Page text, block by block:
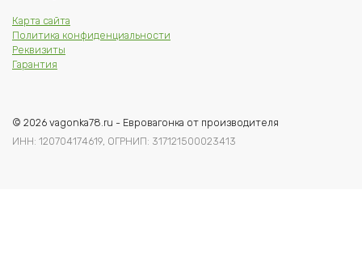
Карта сайта
Политика конфиденциальности
Реквизиты
Гарантия
© 2026 vagonka78.ru - Евровагонка от производителя
ИНН: 120704174619, ОГРНИП: 317121500023413